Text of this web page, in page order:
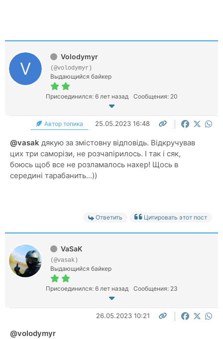
Volodymyr
(@volodymyr)
Выдающийся байкер
Присоединился: 6 лет назад Сообщения: 20
Автор топика 25.05.2023 16:48
@vasak дякую за змістовну відповідь. Відкручував
цих три саморізи, не розчапірилось. І так і сяк,
боюсь щоб все не розламалось нахер! Щось в
середині тарабанить...))
Ответить Цитировать этот пост
VaSaK
(@vasak)
Выдающийся байкер
Присоединился: 6 лет назад Сообщения: 23
26.05.2023 10:21
@volodymyr